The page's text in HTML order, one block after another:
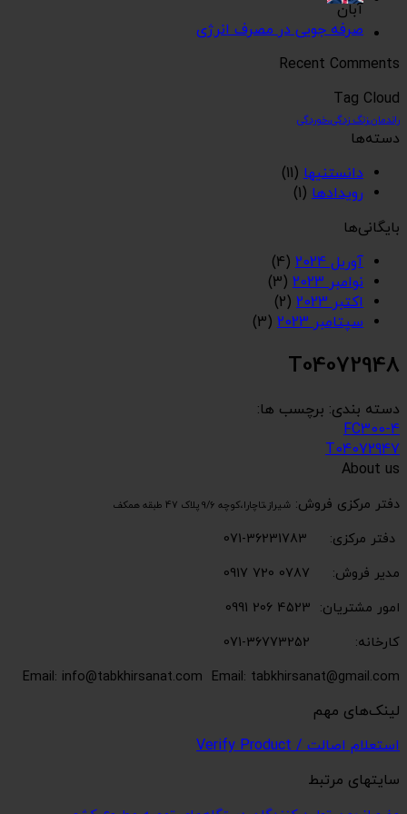
آبان
صرفه جویی در مصرف انرژی
Recent Comments
Tag Cloud
راندمان،زنگ زدگی،خوردگی
دسته‌ها
دانستنیها (11)
رویدادها (1)
بایگانی‌ها
آوریل 2024
(4)
نوامبر 2023
(3)
اکتبر 2023
(2)
سپتامبر 2023
(3)
T04072948
دسته بندی: برچسب ها:
FC300-4
T04072947
About us
دفتر مرکزی فروش: شیراز،تاچارا،کوچه 9/6 پلاک 47 طبقه همکف
دفتر مرکزی: 36231783-071
مدیر فروش: 0787 720 0917
امور مشتریان: 4523 206 0991
کارخانه: 36773252-071
Email: info@tabkhirsanat.com Email: tabkhirsanat@gmail.com
لینک‌های مهم
استعلام اصالت / Verify Product
سایتهای مرتبط